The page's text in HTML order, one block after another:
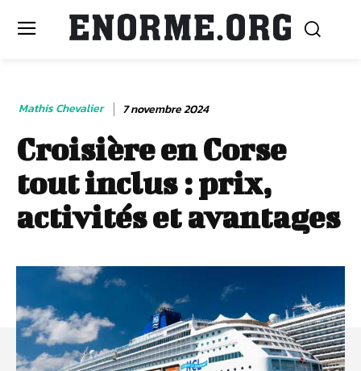
Mathis Chevalier 7 novembre 2024
Croisière en Corse
tout inclus : prix,
activités et avantages